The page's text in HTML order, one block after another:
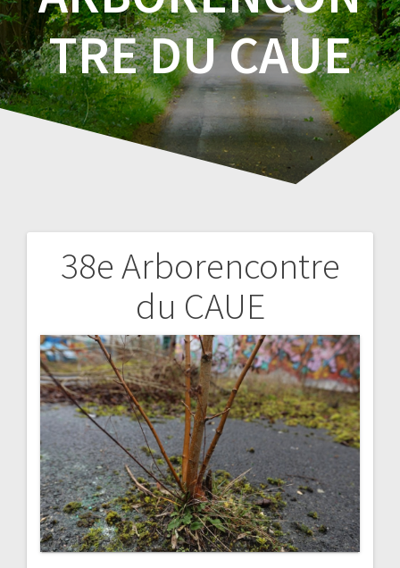
TRE DU CAUE
38e Arborencontre
du CAUE
Navigation
l’article